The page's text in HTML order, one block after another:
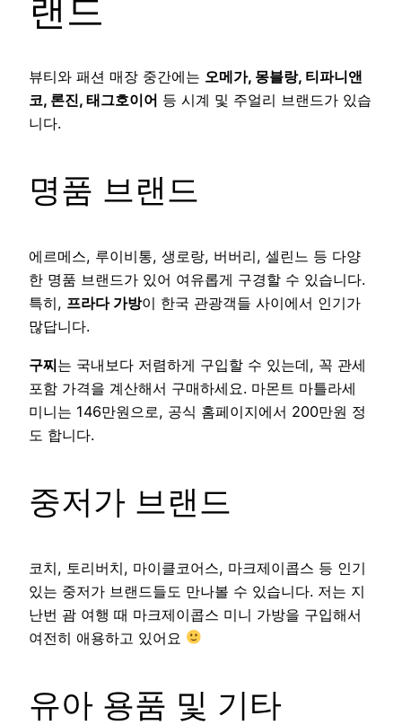
랜드
뷰티와 패션 매장 중간에는 오메가, 몽블랑, 티파니앤
코, 론진, 태그호이어 등 시계 및 주얼리 브랜드가 있습
니다.
명품 브랜드
에르메스, 루이비통, 생로랑, 버버리, 셀린느 등 다양
한 명품 브랜드가 있어 여유롭게 구경할 수 있습니다.
특히, 프라다 가방이 한국 관광객들 사이에서 인기가
많답니다.
구찌는 국내보다 저렴하게 구입할 수 있는데, 꼭 관세
포함 가격을 계산해서 구매하세요. 마몬트 마틀라세
미니는 146만원으로, 공식 홈페이지에서 200만원 정
도 합니다.
중저가 브랜드
코치, 토리버치, 마이클코어스, 마크제이콥스 등 인기
있는 중저가 브랜드들도 만나볼 수 있습니다. 저는 지
난번 괌 여행 때 마크제이콥스 미니 가방을 구입해서
여전히 애용하고 있어요
유아 용품 및 기타